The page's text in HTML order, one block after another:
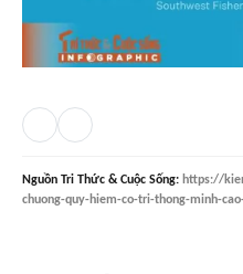
Nguồn Tri Thức & Cuộc Sống: https://
chuong-quy-hiem-co-tri-thong-minh-